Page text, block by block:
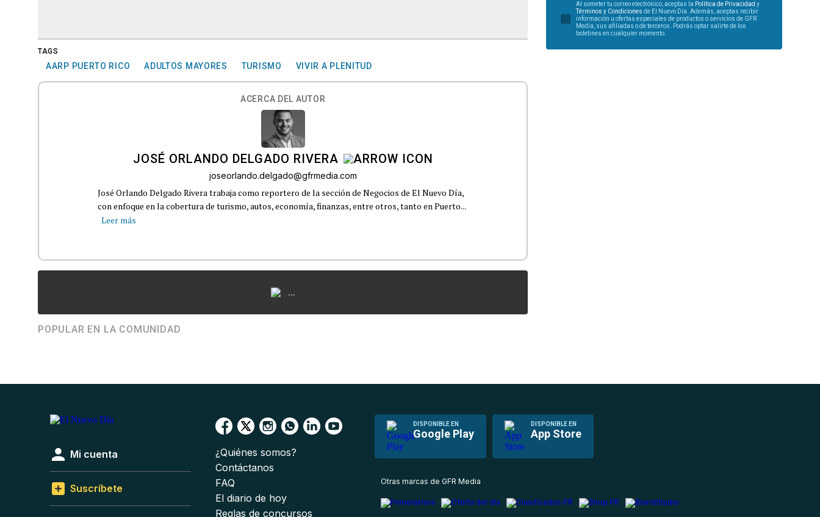
TAGS
AARP PUERTO RICO ADULTOS MAYORES TURISMO VIVIR A PLENITUD
ACERCA DEL AUTOR
JOSÉ ORLANDO DELGADO RIVERA
joseorlando.delgado@gfrmedia.com
José Orlando Delgado Rivera trabaja como reportero de la sección de Negocios de El Nuevo Día,
con enfoque en la cobertura de turismo, autos, economía, finanzas, entre otros, tanto en Puerto...
Leer más
...
POPULAR EN LA COMUNIDAD
Al someter tu correo electrónico, aceptas la Política de Privacidad y
Términos y Condiciones de El Nuevo Día. Además, aceptas recibir
información u ofertas especiales de productos o servicios de GFR
Media, sus afiliadas o de terceros. Podrás optar salirte de los
boletines en cualquier momento.
DISPONIBLE EN
Google Play
DISPONIBLE EN
App Store
Mi cuenta
Suscríbete
¿Quiénes somos?
Contáctanos
FAQ
El diario de hoy
Reglas de concursos
Otras marcas de GFR Media